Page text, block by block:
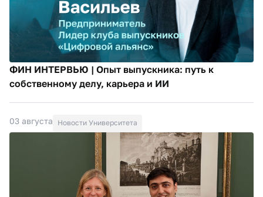
ФИН ИНТЕРВЬЮ | Опыт выпускника: путь к
собственному делу, карьера и ИИ
03 августа Новости Университета